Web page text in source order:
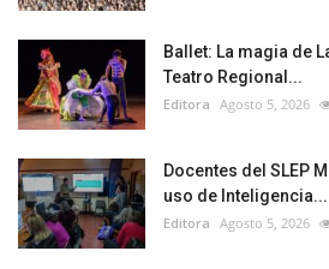
Ballet: La magia de
Teatro Regional...
Editora Agosto 5, 2026
Docentes del SLEP
uso de Inteligencia...
Editora Agosto 5, 2026